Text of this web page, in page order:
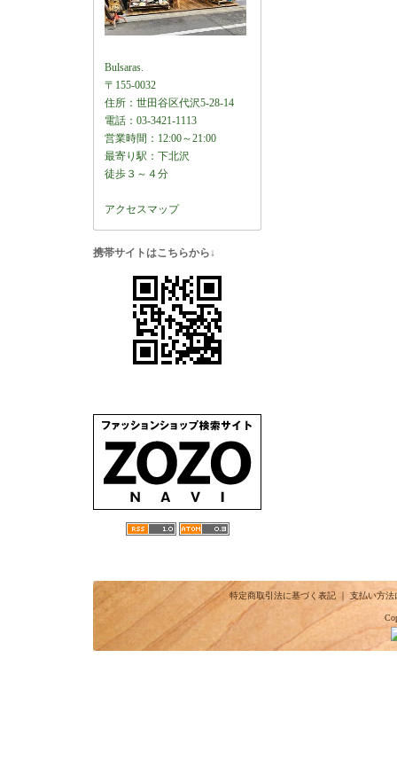
Bulsaras.
〒155-0032
住所：世田谷区代沢5-28-14
電話：03-3421-1113
営業時間：12:00～21:00
最寄り駅：下北沢
徒歩３～４分
アクセスマップ
携帯サイトはこちらから↓
特定商取引法に基づく表記｜ 支払い方法